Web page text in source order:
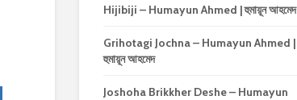
Hijibiji – Humayun Ahmed | হুমায়ূন আহমেদ
Grihotagi Jochna – Humayun Ahmed |
হুমায়ূন আহমেদ
Joshoha Brikkher Deshe – Humayun